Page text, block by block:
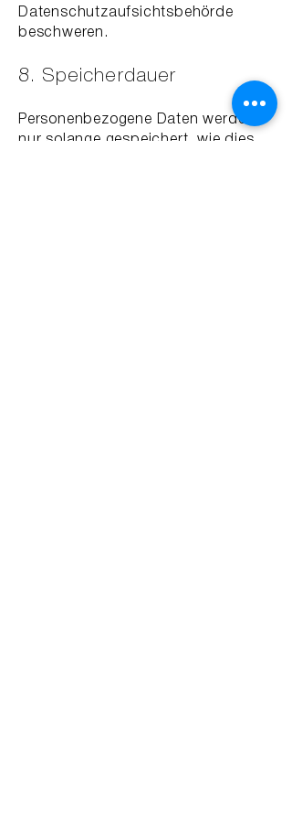
Datenschutzaufsichtsbehörde
beschweren.
8. Speicherdauer
Personenbezogene Daten werden
nur solange gespeichert, wie dies